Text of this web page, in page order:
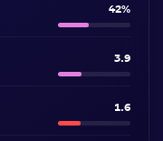
42%
3.9
1.6